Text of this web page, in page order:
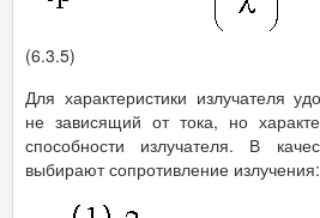
(6.3.5)
Для характеристики излучателя
не зависящий от тока, но
способности излучателя. В
выбирают сопротивление излучения: